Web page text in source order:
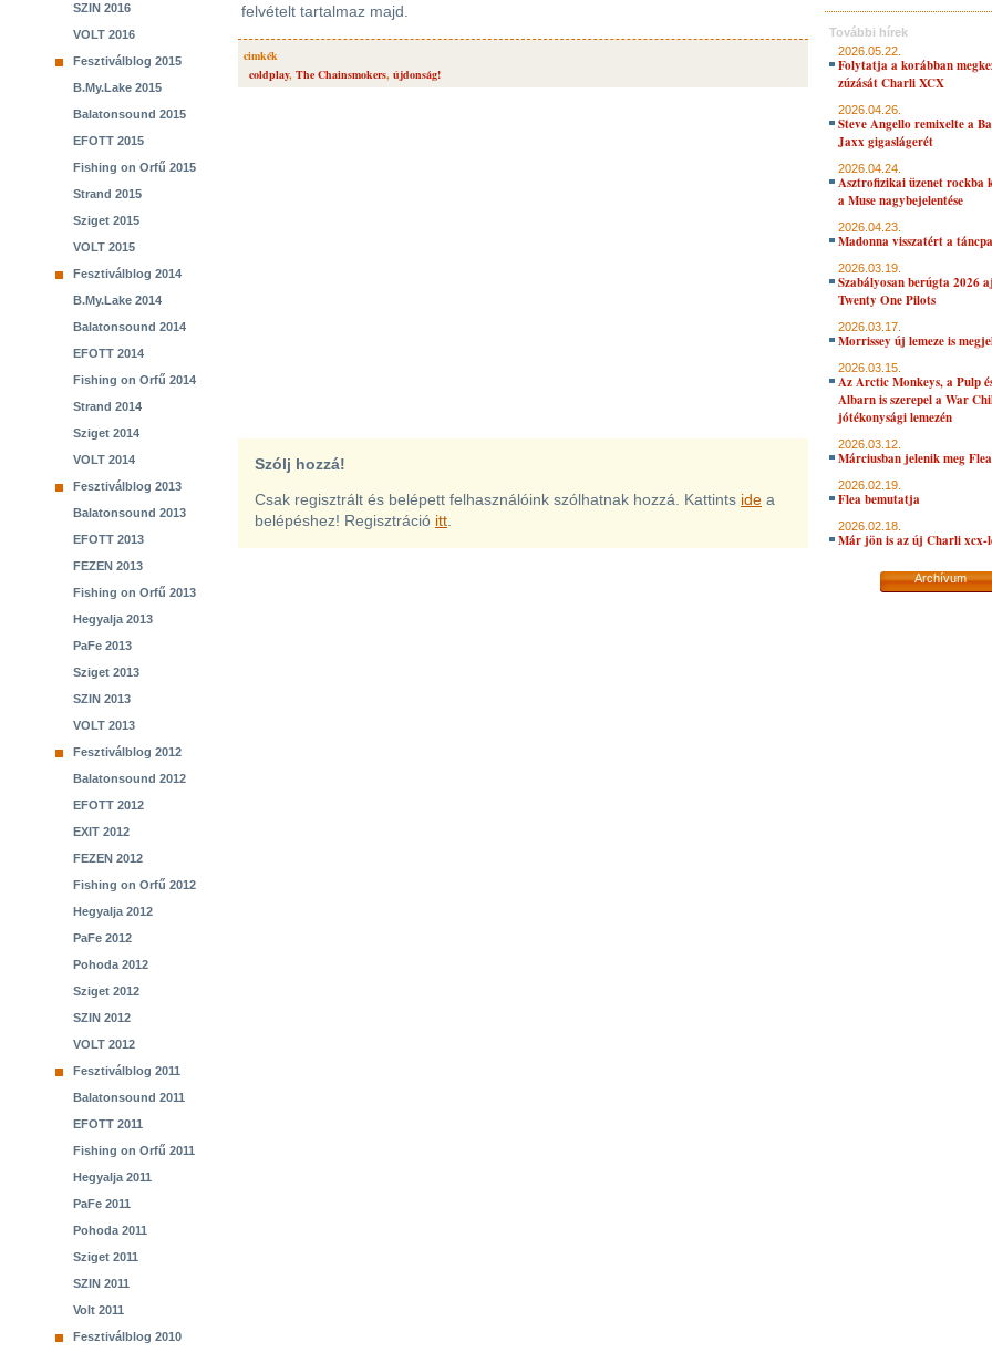
SZIN 2016
VOLT 2016
Fesztiválblog 2015
B.My.Lake 2015
Balatonsound 2015
EFOTT 2015
Fishing on Orfű 2015
Strand 2015
Sziget 2015
VOLT 2015
Fesztiválblog 2014
B.My.Lake 2014
Balatonsound 2014
EFOTT 2014
Fishing on Orfű 2014
Strand 2014
Sziget 2014
VOLT 2014
Fesztiválblog 2013
Balatonsound 2013
EFOTT 2013
FEZEN 2013
Fishing on Orfű 2013
Hegyalja 2013
PaFe 2013
Sziget 2013
SZIN 2013
VOLT 2013
Fesztiválblog 2012
Balatonsound 2012
EFOTT 2012
EXIT 2012
FEZEN 2012
Fishing on Orfű 2012
Hegyalja 2012
PaFe 2012
Pohoda 2012
Sziget 2012
SZIN 2012
VOLT 2012
Fesztiválblog 2011
Balatonsound 2011
EFOTT 2011
Fishing on Orfű 2011
Hegyalja 2011
PaFe 2011
Pohoda 2011
Sziget 2011
SZIN 2011
Volt 2011
Fesztiválblog 2010
felvételt tartalmaz majd.
cimkék
coldplay, The Chainsmokers, újdonság!
Szólj hozzá!
Csak regisztrált és belépett felhasználóink szólhatnak hozzá. Kattints ide a
belépéshez! Regisztráció itt
További hírek
2026.05.22.
Folytatja a korábban
zúzását Charli XCX
2026.04.26.
Steve Angello remixelte a
Jaxx gigaslágerét
2026.04.24.
Asztrofizikai üzenet rockba
a Muse nagybejelentése
2026.04.23.
Madonna visszatért a
2026.03.19.
Szabályosan berúgta 2026
Twenty One Pilots
2026.03.17.
Morrissey új lemeze is
2026.03.15.
Az Arctic Monkeys, a Pulp
Albarn is szerepel a War
jótékonysági lemezén
2026.03.12.
Márciusban jelenik meg
2026.02.19.
Flea bemutatja
2026.02.18.
Már jön is az új Charli xcx-
Archívum